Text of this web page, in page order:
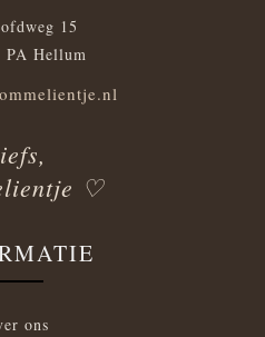
15
Hellum
♡
ons